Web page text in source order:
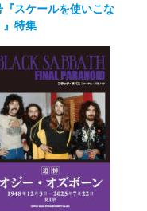
『スケールを使いこな
』特集